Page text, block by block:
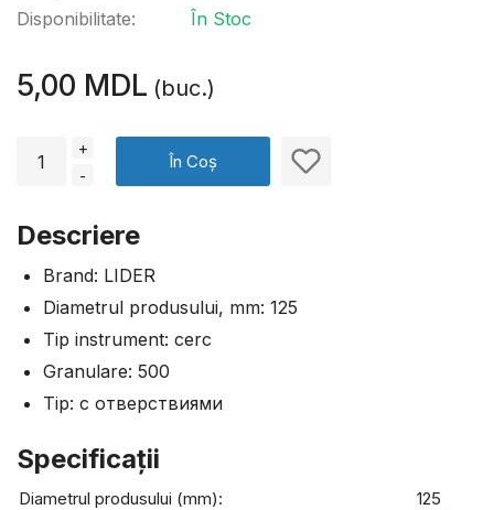
Disponibilitate:
În Stoc
5,00 MDL (buc.)
+
-
În Coș
Descriere
Brand: LIDER
Diametrul produsului, mm: 125
Tip instrument: cerc
Granulare: 500
Tip: с отверствиями
Specificaţii
Diametrul produsului (mm):
125